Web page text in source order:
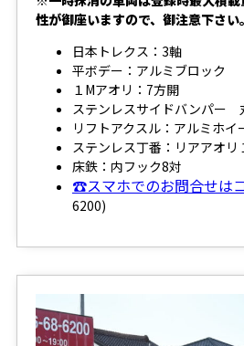
性が御座いますので、御注意下さ
日本トレクス：3軸
平ボデー：アルミブロック
１Mアオリ：7方開
ステンレスサイドバンパー
リフトアクスル：アルミホイ
ステンレス丁番：リアアオリ
床鉄：内フック8対
☎スマホでのお問合せは
6200)